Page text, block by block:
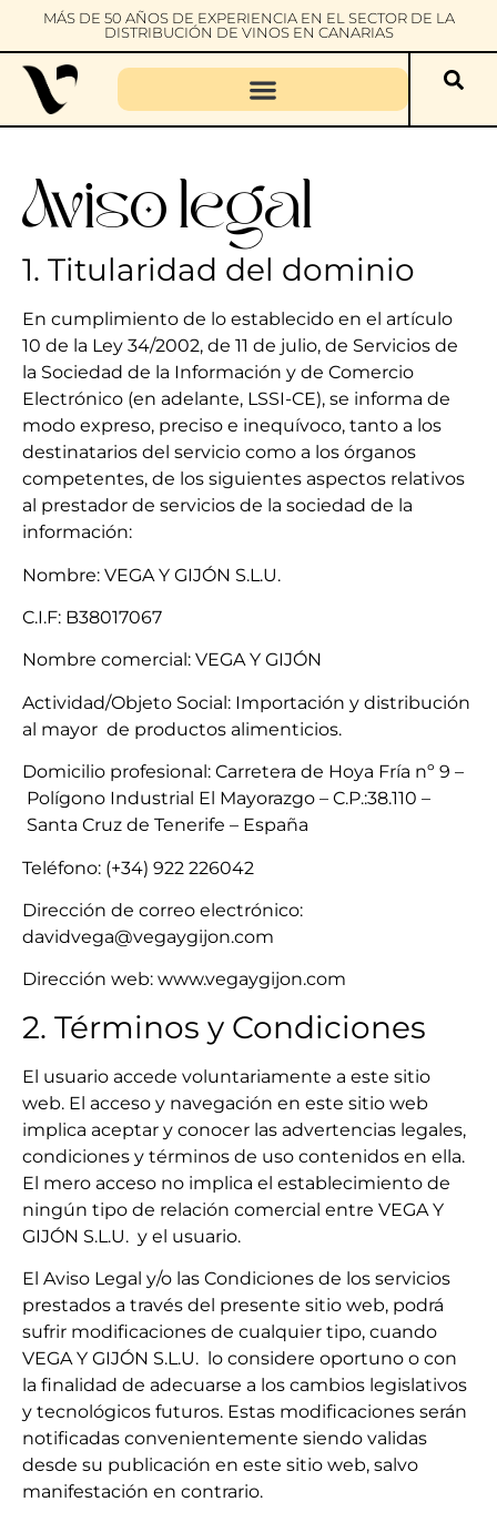
MÁS DE 50 AÑOS DE EXPERIENCIA EN EL SECTOR DE LA
DISTRIBUCIÓN DE VINOS EN CANARIAS
Aviso legal
1. Titularidad del dominio
En cumplimiento de lo establecido en el artículo
10 de la Ley 34/2002, de 11 de julio, de Servicios de
la Sociedad de la Información y de Comercio
Electrónico (en adelante, LSSI-CE), se informa de
modo expreso, preciso e inequívoco, tanto a los
destinatarios del servicio como a los órganos
competentes, de los siguientes aspectos relativos
al prestador de servicios de la sociedad de la
información:
Nombre: VEGA Y GIJÓN S.L.U.
C.I.F: B38017067
Nombre comercial: VEGA Y GIJÓN
Actividad/Objeto Social: Importación y distribución
al mayor de productos alimenticios.
Domicilio profesional: Carretera de Hoya Fría nº 9 –
Polígono Industrial El Mayorazgo – C.P.:38.110 –
Santa Cruz de Tenerife – España
Teléfono: (+34) 922 226042
Dirección de correo electrónico:
davidvega@vegaygijon.com
Dirección web: www.vegaygijon.com
2. Términos y Condiciones
El usuario accede voluntariamente a este sitio
web. El acceso y navegación en este sitio web
implica aceptar y conocer las advertencias legales,
condiciones y términos de uso contenidos en ella.
El mero acceso no implica el establecimiento de
ningún tipo de relación comercial entre VEGA Y
GIJÓN S.L.U. y el usuario.
El Aviso Legal y/o las Condiciones de los servicios
prestados a través del presente sitio web, podrá
sufrir modificaciones de cualquier tipo, cuando
VEGA Y GIJÓN S.L.U. lo considere oportuno o con
la finalidad de adecuarse a los cambios legislativos
y tecnológicos futuros. Estas modificaciones serán
notificadas convenientemente siendo validas
desde su publicación en este sitio web, salvo
manifestación en contrario.